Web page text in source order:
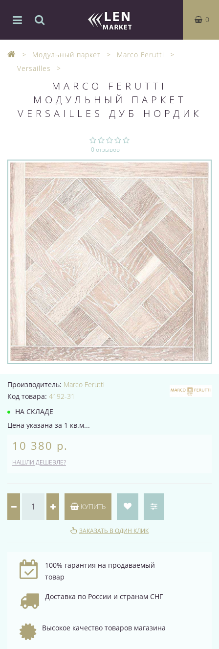
0
Модульный паркет
Marco Ferutti
Versailles
MARCO FERUTTI
МОДУЛЬНЫЙ ПАРКЕТ
VERSAILLES ДУБ НОРДИК
0 отзывов
Производитель: Marco Ferutti
Код товара: 4192-31
НА СКЛАДЕ
Цена указана за 1 кв.м...
10 380 р.
НАШЛИ ДЕШЕВЛЕ?
КУПИТЬ
ЗАКАЗАТЬ В ОДИН КЛИК
100% гарантия на продаваемый
товар
Доставка по России и странам СНГ
Высокое качество товаров магазина